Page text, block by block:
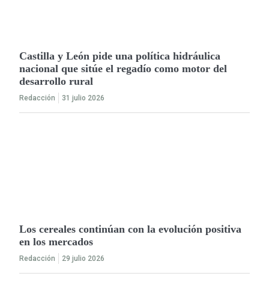
Castilla y León pide una política hidráulica
nacional que sitúe el regadío como motor del
desarrollo rural
Redacción 31 julio 2026
Los cereales continúan con la evolución positiva
en los mercados
Redacción 29 julio 2026